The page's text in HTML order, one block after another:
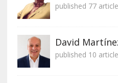
published 77
David
published 10